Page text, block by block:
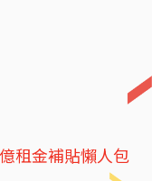
租金補貼懶人包